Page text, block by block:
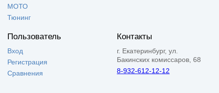
МОТО
Тюнинг
Пользователь
Вход
Регистрация
Сравнения
Контакты
г. Екатеринбург, ул.
Бакинских комиссаров, 68
8-932-612-12-12